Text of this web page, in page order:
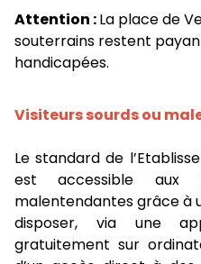
Attention :La place de
souterrains restent
handicapées.
Visiteurs sourds ou
Le standard de
est accessible aux
malentendantes grâce à
disposer, via une
gratuitement sur